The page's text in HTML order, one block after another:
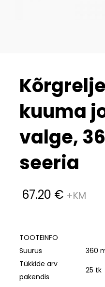
kuuma
valge,
seeria
67.20 €
TOOTEINFO
Suurus
360
Tükkide arv
pakendis
25 tk